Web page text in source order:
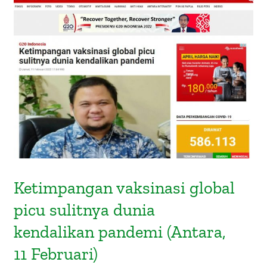
Ketimpangan vaksinasi global picu
sulitnya dunia kendalikan pandemi
(Antara, 11 Februari)
Ketimpangan vaksinasi global
picu sulitnya dunia
kendalikan pandemi (Antara,
11 Februari)